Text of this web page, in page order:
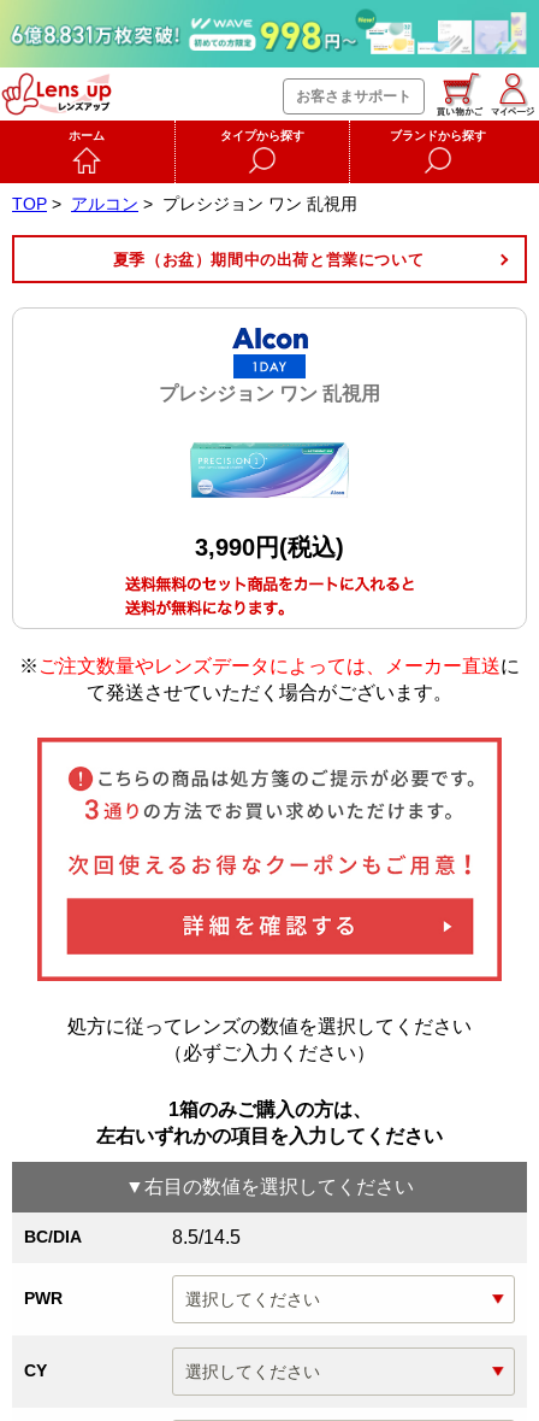
お客さまサポート
ホーム タイプから探す ブランドから探す
TOP > アルコン > プレシジョン ワン 乱視用
夏季（お盆）期間中の出荷と営業について
プレシジョン ワン 乱視用
3,990円(税込)
※ ご注文数量やレンズデータによっては、メーカー直送に
て発送させていただく場合がございます。
処方に従ってレンズの数値を選択してください
（必ずご入力ください）
1箱のみご購入の方は、
左右いずれかの項目を入力してください
▼右目 の数値を選択してください
BC/DIA 8.5/14.5
PWR
CY